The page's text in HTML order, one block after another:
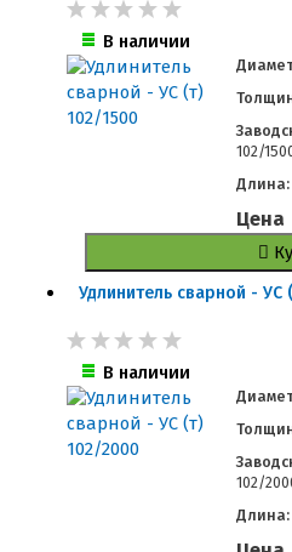
В наличии
102/
Длина:
Цена
Удлинитель сварной - УС
В наличии
102/
Длина: